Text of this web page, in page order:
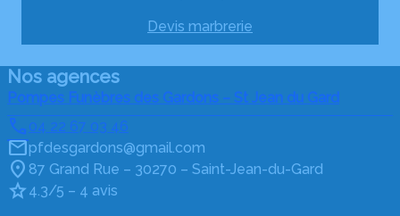
Devis marbrerie
Nos agences
Pompes Funèbres des Gardons – St Jean du Gard
04 22 67 03 46
pfdesgardons@gmail.com
87 Grand Rue – 30270 – Saint-Jean-du-Gard
4.3/5 – 4 avis